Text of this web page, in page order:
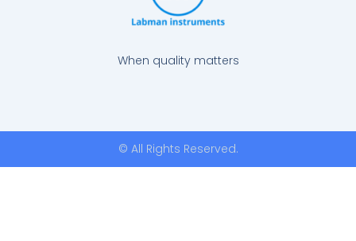
When quality matters
© All Rights Reserved.